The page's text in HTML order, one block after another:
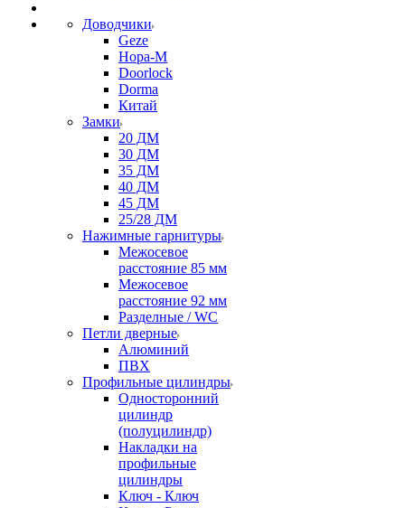
Доводчики
Geze
Нора-М
Doorlock
Dorma
Китай
Замки
20 ДМ
30 ДМ
35 ДМ
40 ДМ
45 ДМ
25/28 ДМ
Нажимные гарнитуры
Межосевое
расстояние 85 мм
Межосевое
расстояние 92 мм
Разделные / WC
Петли дверные
Алюминий
ПВХ
Профильные цилиндры
Односторонний
цилиндр
(полуцилиндр)
Накладки на
профильные
цилиндры
Ключ - Ключ